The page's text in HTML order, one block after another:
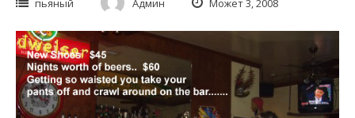
пьяный Админ Может 3, 2008